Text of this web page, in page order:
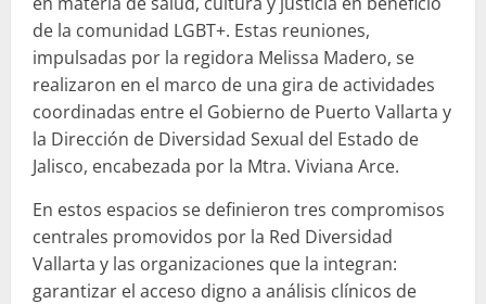
de la comunidad LGBT+. Estas reuniones,
impulsadas por la regidora Melissa Madero, se
realizaron en el marco de una gira de actividades
coordinadas entre el Gobierno de Puerto Vallarta y
la Dirección de Diversidad Sexual del Estado de
Jalisco, encabezada por la Mtra. Viviana Arce.
En estos espacios se definieron tres compromisos
centrales promovidos por la Red Diversidad
Vallarta y las organizaciones que la integran:
garantizar el acceso digno a análisis clínicos de